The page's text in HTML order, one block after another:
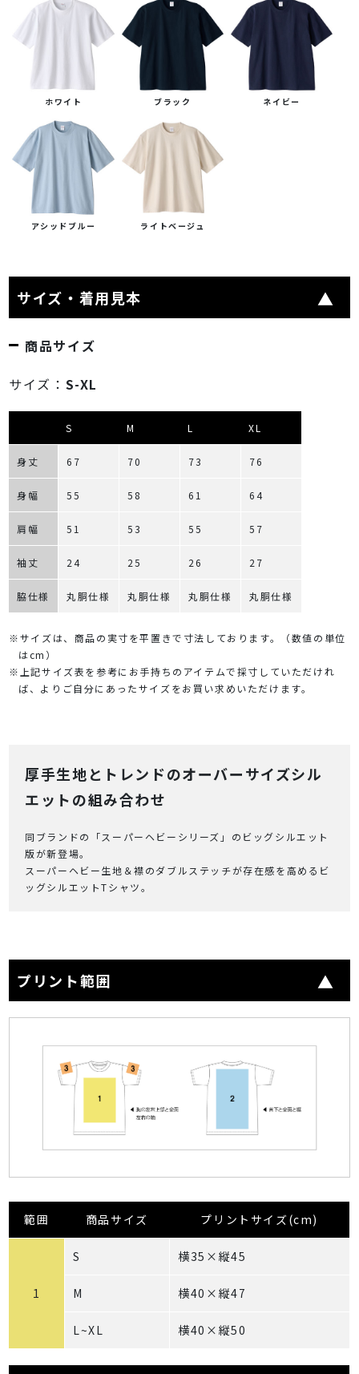
ホワイト ブラック ネイビー
アシッドブルー ライトベージュ
サイズ・着用見本
商品サイズ
サイズ： S-XL
S M L XL
身丈 67 70 73 76
身幅 55 58 61 64
肩幅 51 53 55 57
袖丈 24 25 26 27
脇仕様 丸胴仕様 丸胴仕様 丸胴仕様 丸胴仕様
※サイズは、商品の実寸を平置きで寸法しております。（数値の単位
はcm）
※上記サイズ表を参考にお手持ちのアイテムで採寸していただけれ
ば、よりご自分にあったサイズをお買い求めいただけます。
厚手生地とトレンドのオーバーサイズシル
エットの組み合わせ
同ブランドの「スーパーヘビーシリーズ」のビッグシルエット
版が新登場。
スーパーヘビー生地＆襟のダブルステッチが存在感を高めるビ
ッグシルエットTシャツ。
プリント範囲
範囲 商品サイズ プリントサイズ(cm)
1
S 横35×縦45
M 横40×縦47
L~XL 横40×縦50